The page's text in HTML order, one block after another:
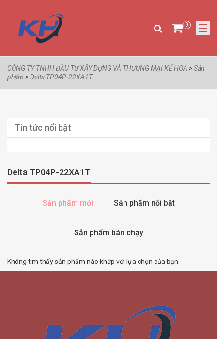
0
CÔNG TY TNHH ĐẦU TƯ XÂY DỰNG VÀ THƯƠNG MẠI KẾ HOA >Sản
phẩm >Delta TP04P-22XA1T
Tin tức nổi bật
Delta TP04P-22XA1T
Sản phẩm mới Sản phẩm nổi bật
Sản phẩm bán chạy
Không tìm thấy sản phẩm nào khớp với lựa chọn của bạn.